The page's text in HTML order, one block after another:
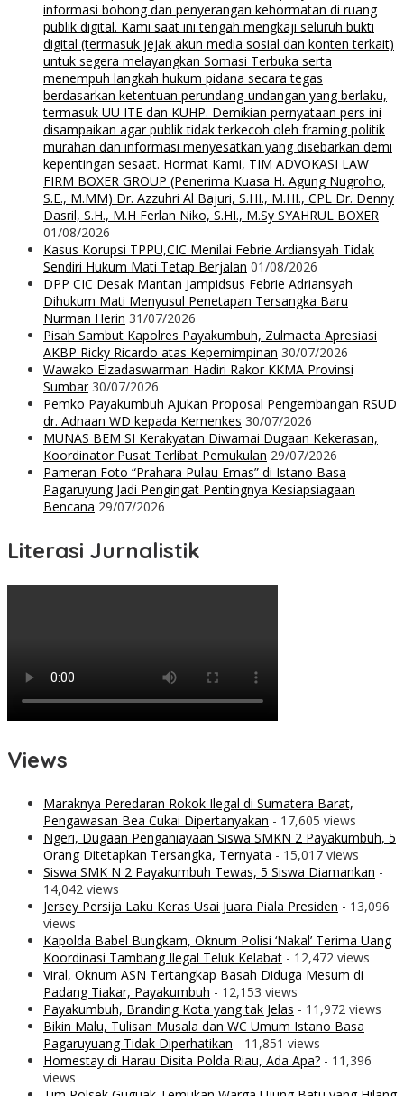
informasi bohong dan penyerangan kehormatan di ruang
publik digital. Kami saat ini tengah mengkaji seluruh bukti
digital (termasuk jejak akun media sosial dan konten terkait)
untuk segera melayangkan Somasi Terbuka serta
menempuh langkah hukum pidana secara tegas
berdasarkan ketentuan perundang-undangan yang berlaku,
termasuk UU ITE dan KUHP. Demikian pernyataan pers ini
disampaikan agar publik tidak terkecoh oleh framing politik
murahan dan informasi menyesatkan yang disebarkan demi
kepentingan sesaat. Hormat Kami, TIM ADVOKASI LAW
FIRM BOXER GROUP (Penerima Kuasa H. Agung Nugroho,
S.E., M.MM) Dr. Azzuhri Al Bajuri, S.HI., M.HI., CPL Dr. Denny
Dasril, S.H., M.H Ferlan Niko, S.HI., M.Sy SYAHRUL BOXER
01/08/2026
Kasus Korupsi TPPU,CIC Menilai Febrie Ardiansyah Tidak
Sendiri Hukum Mati Tetap Berjalan 01/08/2026
DPP CIC Desak Mantan Jampidsus Febrie Adriansyah
Dihukum Mati Menyusul Penetapan Tersangka Baru
Nurman Herin 31/07/2026
Pisah Sambut Kapolres Payakumbuh, Zulmaeta Apresiasi
AKBP Ricky Ricardo atas Kepemimpinan 30/07/2026
Wawako Elzadaswarman Hadiri Rakor KKMA Provinsi
Sumbar 30/07/2026
Pemko Payakumbuh Ajukan Proposal Pengembangan RSUD
dr. Adnaan WD kepada Kemenkes 30/07/2026
MUNAS BEM SI Kerakyatan Diwarnai Dugaan Kekerasan,
Koordinator Pusat Terlibat Pemukulan 29/07/2026
Pameran Foto “Prahara Pulau Emas” di Istano Basa
Pagaruyung Jadi Pengingat Pentingnya Kesiapsiagaan
Bencana 29/07/2026
Literasi Jurnalistik
Views
Maraknya Peredaran Rokok Ilegal di Sumatera Barat,
Pengawasan Bea Cukai Dipertanyakan - 17,605 views
Ngeri, Dugaan Penganiayaan Siswa SMKN 2 Payakumbuh, 5
Orang Ditetapkan Tersangka, Ternyata - 15,017 views
Siswa SMK N 2 Payakumbuh Tewas, 5 Siswa Diamankan -
14,042 views
Jersey Persija Laku Keras Usai Juara Piala Presiden - 13,096
views
Kapolda Babel Bungkam, Oknum Polisi ‘Nakal’ Terima Uang
Koordinasi Tambang Ilegal Teluk Kelabat - 12,472 views
Viral, Oknum ASN Tertangkap Basah Diduga Mesum di
Padang Tiakar, Payakumbuh - 12,153 views
Payakumbuh, Branding Kota yang tak Jelas - 11,972 views
Bikin Malu, Tulisan Musala dan WC Umum Istano Basa
Pagaruyuang Tidak Diperhatikan - 11,851 views
Homestay di Harau Disita Polda Riau, Ada Apa? - 11,396
views